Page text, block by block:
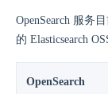
OpenSearch 服务
的 Elasticsearch
OpenSearch